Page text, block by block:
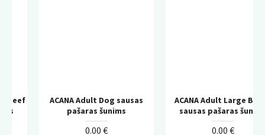
ACANA Adult Dog sausas
pašaras šunims
ACANA Adult Large Breed
sausas pašaras šunims